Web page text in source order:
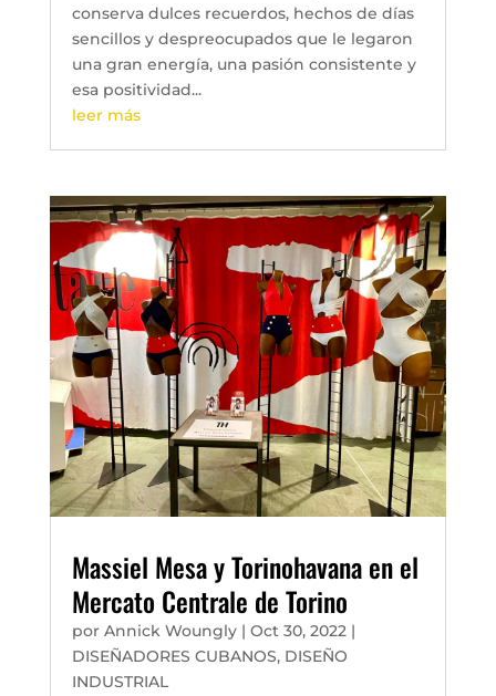
conserva dulces recuerdos, hechos de días
sencillos y despreocupados que le legaron
una gran energía, una pasión consistente y
esa positividad...
leer más
Massiel Mesa y Torinohavana en el
Mercato Centrale de Torino
por Annick Woungly| Oct 30, 2022|
DISEÑADORES CUBANOS, DISEÑO
INDUSTRIAL